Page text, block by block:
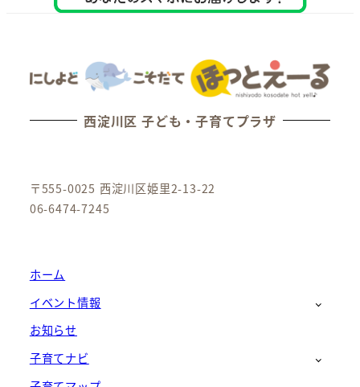
西淀川区 子ども・子育てプラザ
〒555-0025 西淀川区姫里2-13-22
06-6474-7245
ホーム
イベント情報
お知らせ
子育てナビ